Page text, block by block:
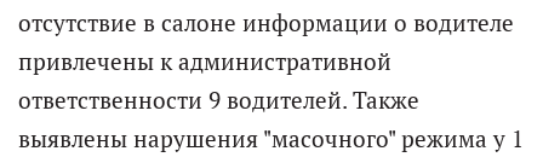
отсутствие в салоне информации о водителе
привлечены к административной
ответственности 9 водителей. Также
выявлены нарушения "масочного" режима у 1